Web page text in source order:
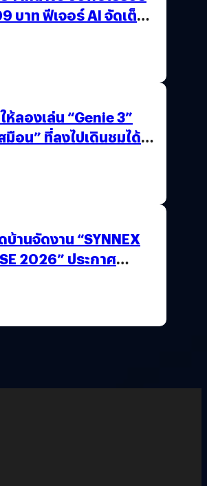
บาท ฟีเจอร์ AI จัดเต็ม
ห้ลองเล่น “Genie 3”
มือน” ที่ลงไปเดินชมได้
บ้านจัดงาน “SYNNEX
2026” ประกาศ
นบาท